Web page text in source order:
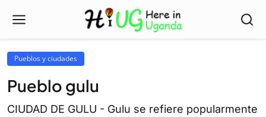
Pueblos y ciudades
Pueblo gulu
CIUDAD DE GULU - Gulu se refiere popularmente